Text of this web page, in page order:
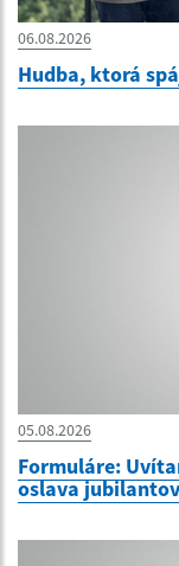
06.08.2026
Hudba, ktorá
05.08.2026
Formuláre:
oslava jubilantov